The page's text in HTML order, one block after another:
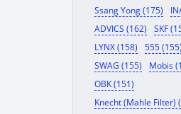
Ssang Yong (175)
ADVICS (162)
SKF
LYNX (158)
555 (155)
SWAG (155)
Mobis
OBK (151)
Knecht (Mahle Filter)